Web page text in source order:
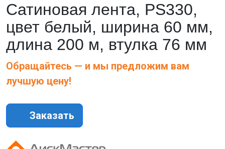
Сатиновая лента, PS330,
цвет белый, ширина 60 мм,
длина 200 м, втулка 76 мм
Обращайтесь — и мы предложим вам
лучшую цену!
Заказать